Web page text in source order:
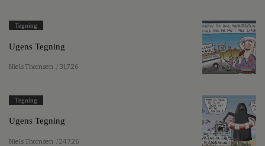
Tegning
Ugens Tegning
Niels Thomsen / 31.7.26
Tegning
Ugens Tegning
Niels Thomsen / 24.7.26